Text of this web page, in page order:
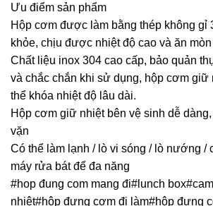
Ưu điểm sản phẩm
Hộp cơm được làm bằng thép không gỉ
khỏe, chịu được nhiệt độ cao và ăn mòn
Chất liệu inox 304 cao cấp, bảo quản
và chắc chắn khi sử dụng, hộp cơm giữ
thể khóa nhiệt độ lâu dài.
Hộp cơm giữ nhiệt bên vệ sinh dễ
vặn
Có thể làm lạnh / lò vi sóng / lò nướng /
máy rửa bát để đa năng
#hop đung com mang đi#lunch
nhiệt#hộp đựng cơm đi làm#hộp đựng